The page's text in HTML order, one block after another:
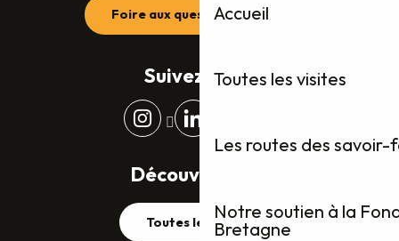
Accueil
Toutes les visites
Les routes des
Notre soutien à la
Bretagne
Foire aux questions (FAQ)
Suivez-nous
Découvrez plus
Toutes les visites